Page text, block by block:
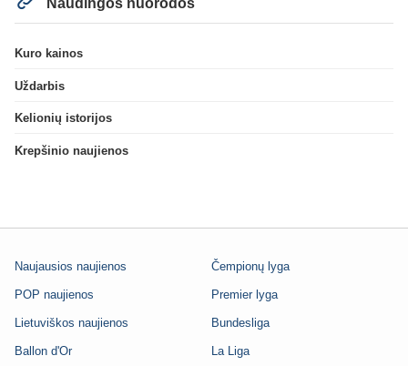
Naudingos nuorodos
Kuro kainos
Uždarbis
Kelionių istorijos
Krepšinio naujienos
Naujausios naujienos
POP naujienos
Lietuviškos naujienos
Ballon d'Or
Čempionų lyga
Premier lyga
Bundesliga
La Liga